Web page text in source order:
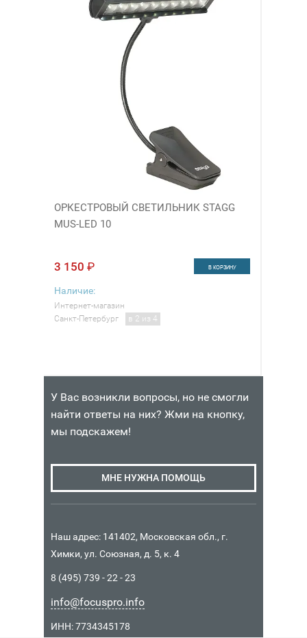
ОРКЕСТРОВЫЙ СВЕТИЛЬНИК STAGG
MUS-LED 10
3 150 ₽ В КОРЗИНУ
Наличие:
Интернет-магазин
Санкт-Петербург
в 2 из 4
У Вас возникли вопросы, но не смогли
найти ответы на них? Жми на кнопку,
мы подскажем!
МНЕ НУЖНА ПОМОЩЬ
Наш адрес: 141402, Московская обл., г.
Химки, ул. Союзная, д. 5, к. 4
8 (495) 739 - 22 - 23
info@focuspro.info
ИНН: 7734345178